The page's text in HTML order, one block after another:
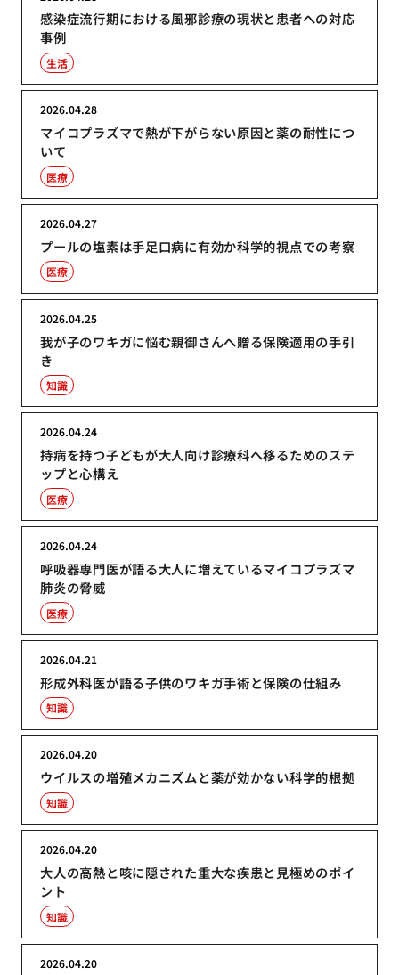
感染症流行期における風邪診療の現状と患者への対応
事例
生活
マイコプラズマで熱が下がらない原因と薬の耐性につ
いて
2026.04.28
医療
プールの塩素は手足口病に有効か科学的視点での考察
2026.04.27
医療
我が子のワキガに悩む親御さんへ贈る保険適用の手引
き
2026.04.25
知識
持病を持つ子どもが大人向け診療科へ移るためのステ
ップと心構え
2026.04.24
医療
呼吸器専門医が語る大人に増えているマイコプラズマ
肺炎の脅威
2026.04.24
医療
形成外科医が語る子供のワキガ手術と保険の仕組み
2026.04.21
知識
ウイルスの増殖メカニズムと薬が効かない科学的根拠
2026.04.20
知識
大人の高熱と咳に隠された重大な疾患と見極めのポイ
ント
2026.04.20
知識
2026.04.20